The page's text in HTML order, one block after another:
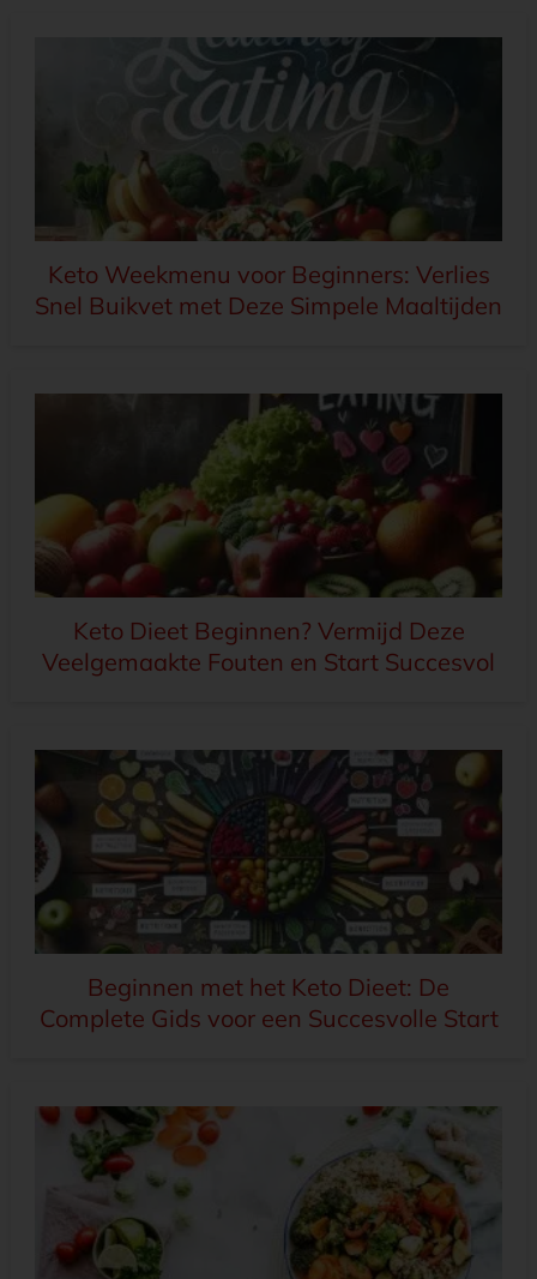
Keto Weekmenu voor Beginners: Verlies
Snel Buikvet met Deze Simpele Maaltijden
Keto Dieet Beginnen? Vermijd Deze
Veelgemaakte Fouten en Start Succesvol
Beginnen met het Keto Dieet: De
Complete Gids voor een Succesvolle Start